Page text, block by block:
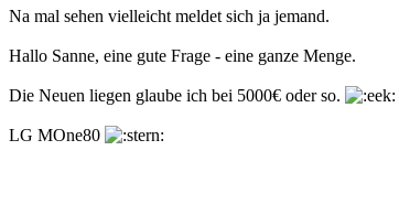
Na mal sehen vielleicht meldet sich ja jemand.
Hallo Sanne, eine gute Frage - eine ganze Menge.
Die Neuen liegen glaube ich bei 5000€ oder so.
LG MOne80